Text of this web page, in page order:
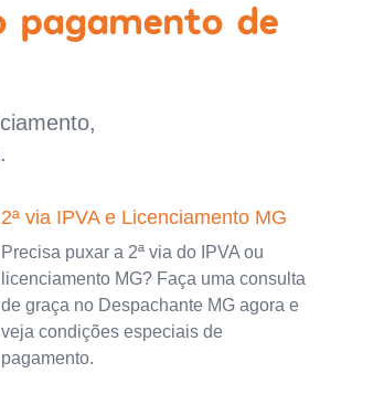
pagamento de
2ª via IPVA e Licenciamento MG
Precisa puxar a 2ª via do IPVA ou
licenciamento MG? Faça uma consulta
de graça no Despachante MG agora e
veja condições especiais de
pagamento.